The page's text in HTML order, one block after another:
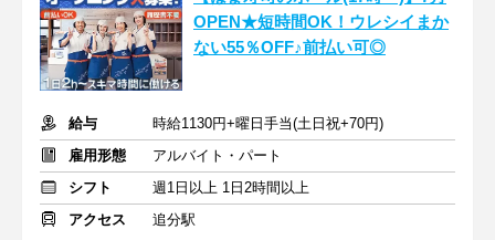
OPEN★短時間OK！ウレシイまか
ない55％OFF♪前払い可◎
給与
時給1130円+曜日手当(土日祝+70円)
雇用形態
アルバイト・パート
シフト
週1日以上 1日2時間以上
アクセス
追分駅